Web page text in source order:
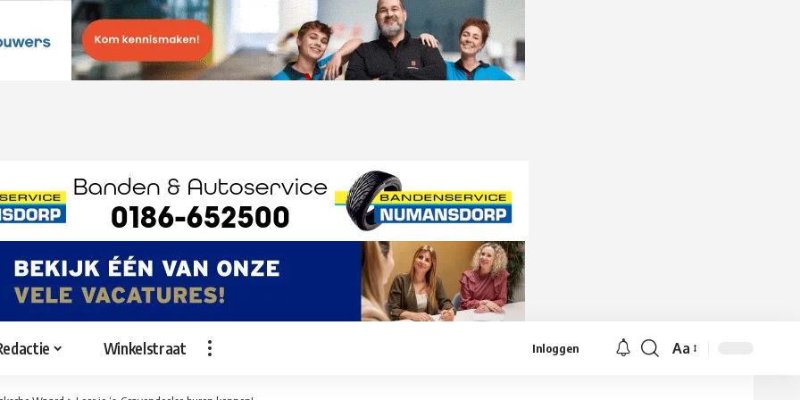
Winkelstraat Inloggen
Lettergrootte
Aa